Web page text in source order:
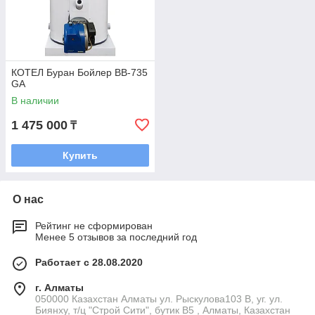
Купить напольный газовый котел
Cronos в Казахстане
В каталогеTermocity.kz
газовые котлы Cronos по выгодной цене с гарантией
производителя. Мы предлагаем профессиональную
Выбирайте надежные решения для отопления — газовые
и стабильную работу системы отопления на долгие годы.
купить газовый котел
КОТЕЛ Буран Бойлер BB-735
GA
В наличии
1 475 000 ₸
Купить
О нас
Рейтинг не сформирован
Менее 5 отзывов за последний год
Работает с 28.08.2020
г. Алматы
050000 Казахстан Алматы ул. Рыскулова103 В, уг. ул.
Биянху, т/ц "Строй Сити", бутик В5 , Алматы, Казахстан